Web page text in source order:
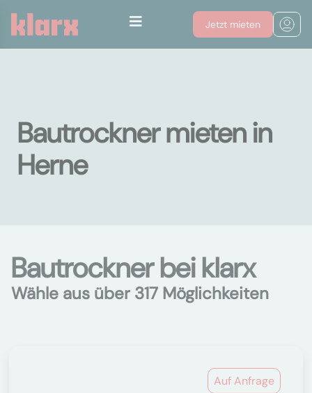
Jetzt mieten
Bautrockner mieten in
Herne
Bautrockner bei klarx
Wähle aus über 317 Möglichkeiten
Auf Anfrage